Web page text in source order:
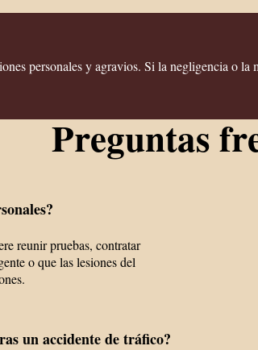
personales y agravios. Si la negligencia o la
Preguntas
reunir pruebas, contratar
o que las lesiones del
un accidente de tráfico?